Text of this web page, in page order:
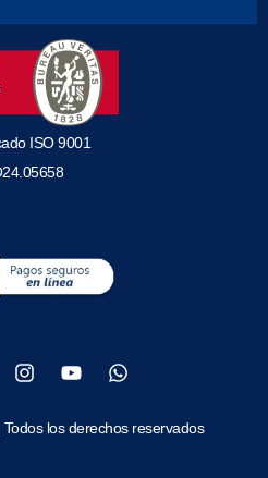
ISO 9001
los derechos reservados